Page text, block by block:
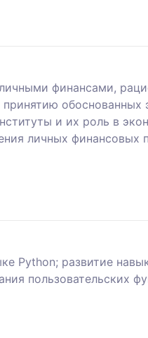
финансами,
обоснованных
и их роль в
личных финансовых
Python; развитие
пользовательских